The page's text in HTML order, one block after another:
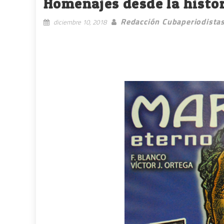
Homenajes desde la
diciembre 10, 2018 Redacción